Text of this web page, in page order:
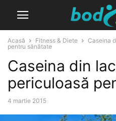
Acasă Fitness & Diete
Caseina
pentru sănătate
Caseina din
periculoasă
4 martie 2015